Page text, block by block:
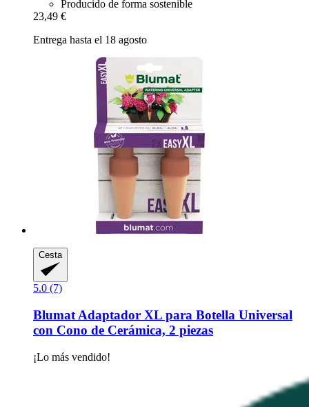
Producido de forma sostenible
23,49 €
Entrega hasta el 18 agosto
Cesta
5.0 (7)
Blumat Adaptador XL para Botella Universal
con Cono de Cerámica, 2 piezas
¡Lo más vendido!